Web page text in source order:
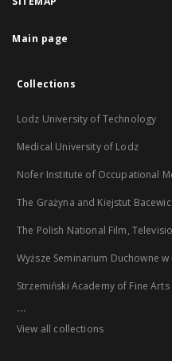
Main page
Collections
Lodz University of Technology
Medical University of Lodz
Nofer Institute of Occupational
The Grażyna and Kiejstut
The Polish National Film,
Wyższe Seminarium Duchowne w
Strzemiński Academy of Fine Arts
...
View all collections